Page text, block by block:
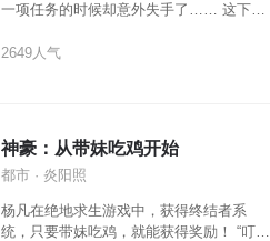
一项任务的时候却意外失手了…… 这下滚
恩！
2649人气
神豪：从带妹吃鸡开始
都市 · 炎阳照
杨凡在绝地求生游戏中，获得终结者系
统，只要带妹吃鸡，就能获得奖励！ “叮”